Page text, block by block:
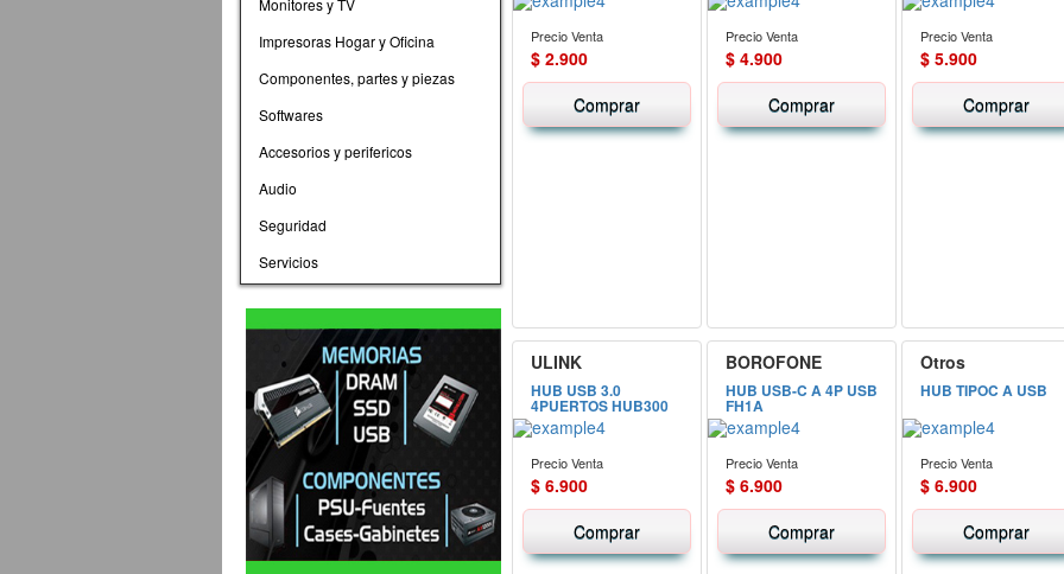
Monitores y TV
Impresoras Hogar y Oficina
Componentes, partes y piezas
Softwares
Accesorios y perifericos
Audio
Seguridad
Servicios
Precio Venta
$ 2.900
Comprar
Precio Venta
$ 4.900
Comprar
Precio Venta
$ 5.900
Comprar
ULINK
HUB USB 3.0
4PUERTOS HUB300
Precio Venta
$ 6.900
Comprar
BOROFONE
HUB USB-C A 4P USB
FH1A
Precio Venta
$ 6.900
Comprar
Otros
HUB TIPOC A USB
Precio Venta
$ 6.900
Comprar